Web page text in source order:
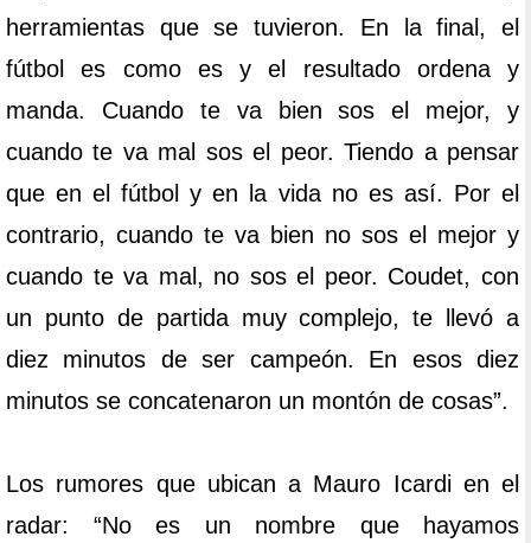
herramientas que se tuvieron. En la final, el
fútbol es como es y el resultado ordena y
manda. Cuando te va bien sos el mejor, y
cuando te va mal sos el peor. Tiendo a pensar
que en el fútbol y en la vida no es así. Por el
contrario, cuando te va bien no sos el mejor y
cuando te va mal, no sos el peor. Coudet, con
un punto de partida muy complejo, te llevó a
diez minutos de ser campeón. En esos diez
minutos se concatenaron un montón de cosas”.
Los rumores que ubican a Mauro Icardi en el
radar: “No es un nombre que hayamos